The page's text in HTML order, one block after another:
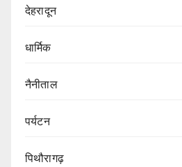
देहरादून
धार्मिक
नैनीताल
पर्यटन
पिथौरागढ़